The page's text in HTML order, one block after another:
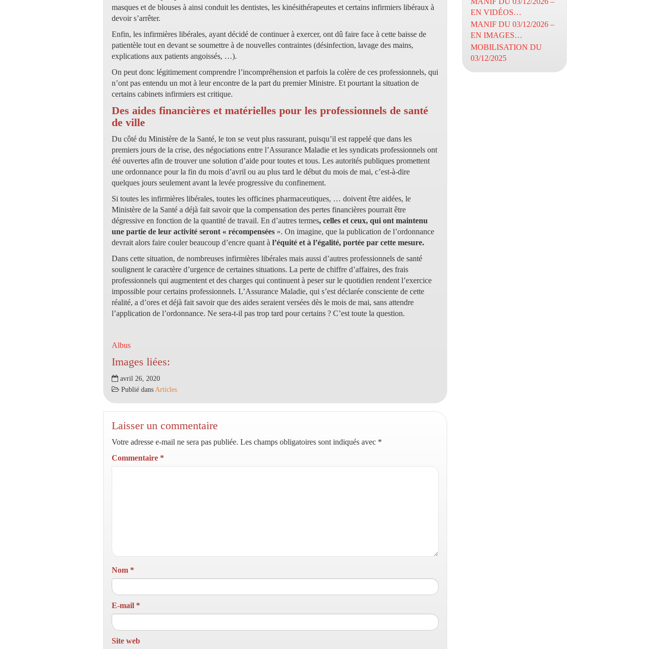
masques et de blouses à ainsi conduit les dentistes, les kinésithérapeutes et certains infirmiers libéraux à
devoir s’arrêter.
Enfin, les infirmières libérales, ayant décidé de continuer à exercer, ont dû faire face à cette baisse de
patientèle tout en devant se soumettre à de nouvelles contraintes (désinfection, lavage des mains,
explications aux patients angoissés, …).
On peut donc légitimement comprendre l’incompréhension et parfois la colère de ces professionnels, qui
n’ont pas entendu un mot à leur encontre de la part du premier Ministre. Et pourtant la situation de
certains cabinets infirmiers est critique.
Des aides financières et matérielles pour les professionnels de santé
de ville
Du côté du Ministère de la Santé, le ton se veut plus rassurant, puisqu’il est rappelé que dans les
premiers jours de la crise, des négociations entre l’Assurance Maladie et les syndicats professionnels ont
été ouvertes afin de trouver une solution d’aide pour toutes et tous. Les autorités publiques promettent
une ordonnance pour la fin du mois d’avril ou au plus tard le début du mois de mai, c’est-à-dire
quelques jours seulement avant la levée progressive du confinement.
Si toutes les infirmières libérales, toutes les officines pharmaceutiques, … doivent être aidées, le
Ministère de la Santé a déjà fait savoir que la compensation des pertes financières pourrait être
dégressive en fonction de la quantité de travail. En d’autres termes, celles et ceux, qui ont maintenu
une partie de leur activité seront « récompensées ». On imagine, que la publication de l’ordonnance
devrait alors faire couler beaucoup d’encre quant à l’équité et à l’égalité, portée par cette mesure.
Dans cette situation, de nombreuses infirmières libérales mais aussi d’autres professionnels de santé
soulignent le caractère d’urgence de certaines situations. La perte de chiffre d’affaires, des frais
professionnels qui augmentent et des charges qui continuent à peser sur le quotidien rendent l’exercice
impossible pour certains professionnels. L’Assurance Maladie, qui s’est déclarée consciente de cette
réalité, a d’ores et déjà fait savoir que des aides seraient versées dès le mois de mai, sans attendre
l’application de l’ordonnance. Ne sera-t-il pas trop tard pour certains ? C’est toute la question.
Albus
Images liées:
avril 26, 2020
Publié dans Articles
Laisser un commentaire
Votre adresse e-mail ne sera pas publiée. Les champs obligatoires sont indiqués avec *
Commentaire *
Nom *
E-mail *
Site web
EN VIDÉOS…
MANIF DU 03/12/2026 –
EN IMAGES…
MOBILISATION DU
03/12/2025